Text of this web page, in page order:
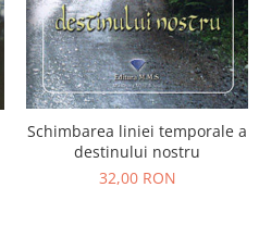
Schimbarea liniei temporale a
destinului nostru
32,00 RON